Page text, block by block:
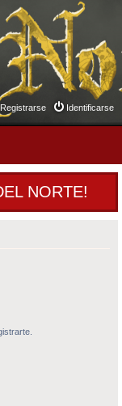
Identificarse
Registrarse
NORTE!